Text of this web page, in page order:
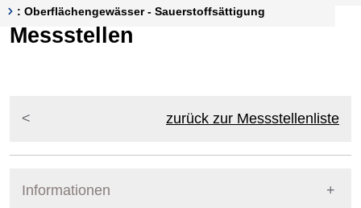
: Oberflächengewässer - Sauerstoffsättigung
Messstellen
zurück zur Messstellenliste
Informationen